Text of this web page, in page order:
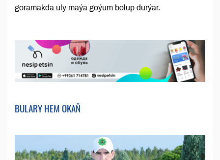
goramakda uly maýa goýum bolup durýar.
BULARY HEM OKAŇ